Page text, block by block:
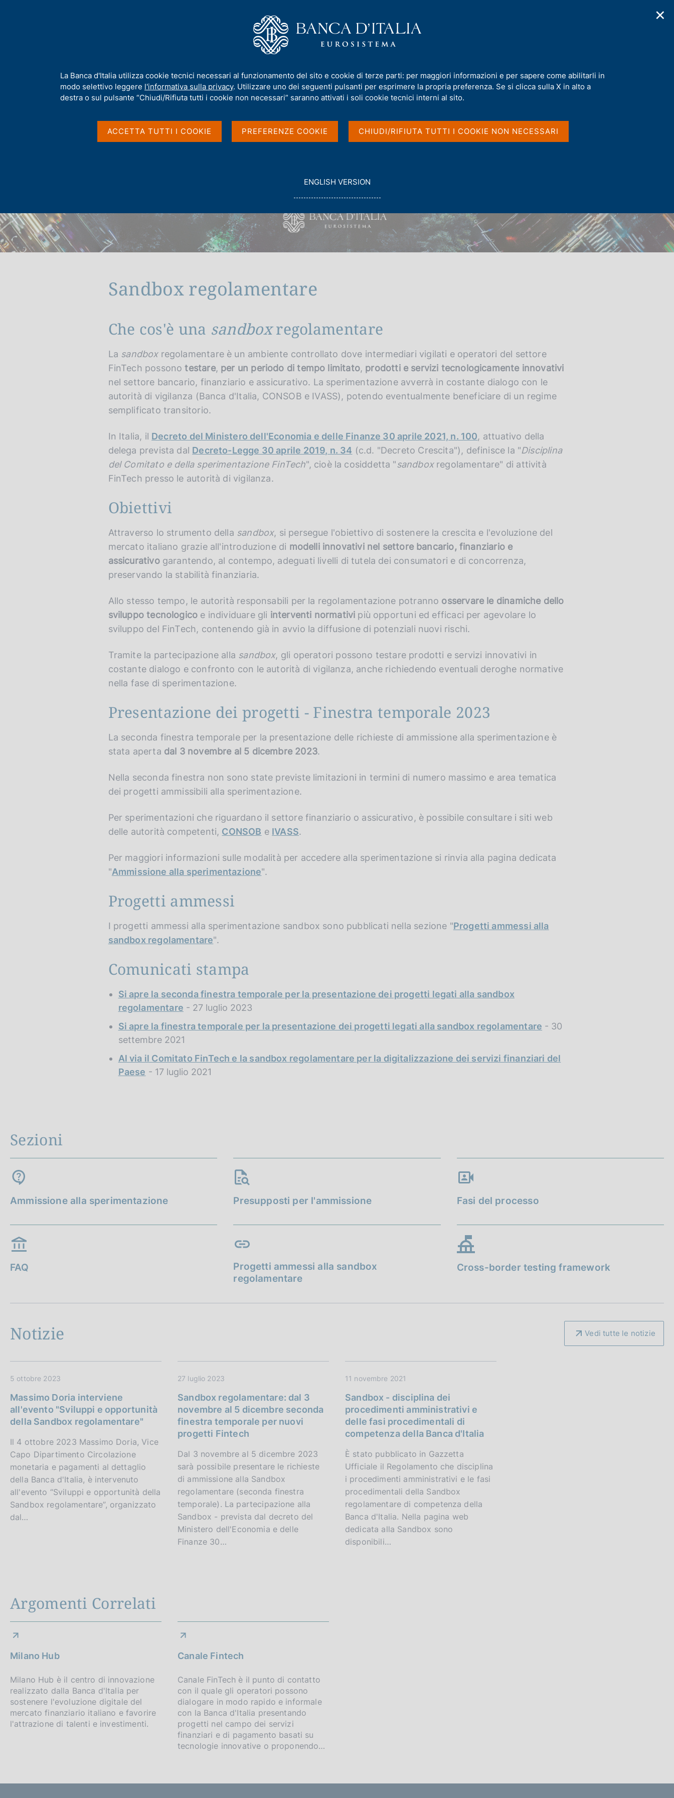
Compiti Servizi al cittadino
Sandbox regolamentare
G
o
t
o
e
n
g
l
s
h
v
e
r
i
n
C
e
r
c
a
n
e
l
i
o
Che cos'è una sandboxregolamentare
La sandboxregolamentare è un ambiente controllato dove intermediari vigilati e operatori del settore
FinTech possonotestare, per un periodo di tempo limitato, prodotti e servizi tecnologicamente innovativi
nel settore bancario, finanziario e assicurativo. La sperimentazione avverrà in costante dialogo con le
autorità di vigilanza (Banca d'Italia, CONSOB e IVASS), potendo eventualmente beneficiare di un regime
semplificato transitorio.
In Italia, il Decreto del Ministero dell'Economia e delle Finanze 30 aprile 2021, n. 100, attuativo della
delega prevista dal Decreto-Legge 30 aprile 2019, n. 34 (c.d. "Decreto Crescita"), definisce la "Disciplina
del Comitato e della sperimentazione FinTech", cioè la cosiddetta "sandboxregolamentare" di attività
FinTech presso le autorità di vigilanza.
Obiettivi
Attraverso lo strumento della sandbox, si persegue l'obiettivo di sostenere la crescita e l'evoluzione del
mercato italiano grazie all'introduzione di modelli innovativi nel settore bancario, finanziario e
assicurativogarantendo, al contempo, adeguati livelli di tutela dei consumatori e di concorrenza,
preservando la stabilità finanziaria.
Allo stesso tempo, le autorità responsabili per la regolamentazione potranno osservare le dinamiche dello
sviluppo tecnologico e individuare gli interventi normativi più opportuni ed efficaci per agevolare lo
sviluppo del FinTech, contenendo già in avvio la diffusione di potenziali nuovi rischi.
Tramite la partecipazione alla sandbox, gli operatori possono testare prodotti e servizi innovativi in
costante dialogo e confronto con le autorità di vigilanza, anche richiedendo eventuali deroghe normative
nella fase di sperimentazione.
Presentazione dei progetti - Finestra temporale 2023
La seconda finestra temporale per la presentazione delle richieste di ammissione alla sperimentazione è
stata aperta dal 3 novembre al 5 dicembre 2023.
Nella seconda finestra non sono state previste limitazioni in termini di numero massimo e area tematica
dei progetti ammissibili alla sperimentazione.
Per sperimentazioni che riguardano il settore finanziario o assicurativo, è possibile consultare i siti web
delle autorità competenti, CONSOB e IVASS.
Per maggiori informazioni sulle modalità per accedere alla sperimentazione si rinvia alla pagina dedicata
"Ammissione alla sperimentazione".
Progetti ammessi
I progetti ammessi alla sperimentazione sandbox sono pubblicati nella sezione "Progetti ammessi alla
sandbox regolamentare".
Comunicati stampa
Si apre la seconda finestra temporale per la presentazione dei progetti legati alla sandbox
regolamentare - 27 luglio 2023
Si apre la finestra temporale per la presentazione dei progetti legati alla sandbox regolamentare - 30
settembre 2021
Al via il Comitato FinTech e la sandbox regolamentare per la digitalizzazione dei servizi finanziari del
Paese - 17 luglio 2021
Sezioni
Ammissione alla sperimentazione Presupposti per l'ammissione Fasi del processo
FAQ
Progetti ammessi alla sandbox
regolamentare
Cross-border testing framework
Notizie Vedi tutte le notizie
5 ottobre 2023
Massimo Doria interviene
all'evento "Sviluppi e opportunità
della Sandbox regolamentare"
Il 4 ottobre 2023 Massimo Doria, Vice
Capo Dipartimento Circolazione
monetaria e pagamenti al dettaglio
della Banca d'Italia, è intervenuto
all'evento “Sviluppi e opportunità della
Sandbox regolamentare”, organizzato
dal…
27 luglio 2023
Sandbox regolamentare: dal 3
novembre al 5 dicembre seconda
finestra temporale per nuovi
progetti Fintech
Dal 3 novembre al 5 dicembre 2023
sarà possibile presentare le richieste
di ammissione alla Sandbox
regolamentare (seconda finestra
temporale). La partecipazione alla
Sandbox - prevista dal decreto del
Ministero dell'Economia e delle
Finanze 30…
11 novembre 2021
Sandbox - disciplina dei
procedimenti amministrativi e
delle fasi procedimentali di
competenza della Banca d'Italia
È stato pubblicato in Gazzetta
Ufficiale il Regolamento che disciplina
i procedimenti amministrativi e le fasi
procedimentali della Sandbox
regolamentare di competenza della
Banca d'Italia. Nella pagina web
dedicata alla Sandbox sono
disponibili…
Argomenti Correlati
Milano Hub
Milano Hub è il centro di innovazione
realizzato dalla Banca d'Italia per
sostenere l'evoluzione digitale del
mercato finanziario italiano e favorire
l'attrazione di talenti e investimenti.
Canale Fintech
Canale FinTech è il punto di contatto
con il quale gli operatori possono
dialogare in modo rapido e informale
con la Banca d'Italia presentando
progetti nel campo dei servizi
finanziari e di pagamento basati su
tecnologie innovative o proponendo…
✕
I
n
f
i
c
o
o
La Banca d'Italia utilizza cookie tecnici necessari al funzionamento del sito e cookie di terze parti: per maggiori informazioni e per sapere come abilitarli in
modo selettivo leggere l'informativa sulla privacy. Utilizzare uno dei seguenti pulsanti per esprimere la propria preferenza. Se si clicca sulla X in alto a
destra o sul pulsante “Chiudi/Rifiuta tutti i cookie non necessari” saranno attivati i soli cookie tecnici interni al sito.
ACCETTA TUTTI I COOKIE PREFERENZE COOKIE CHIUDI/RIFIUTA TUTTI I COOKIE NON NECESSARI
G
O
ENGLISH VERSION